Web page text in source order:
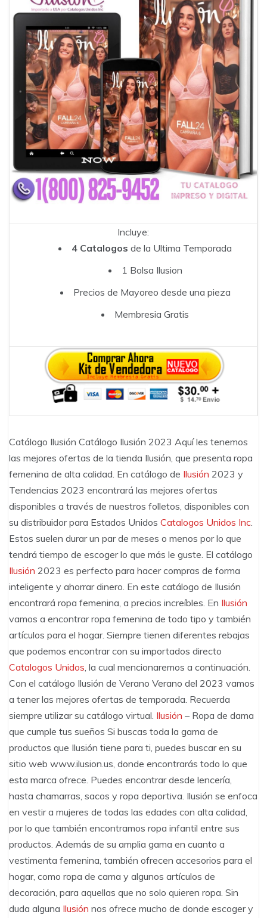
Incluye:
4 Catalogos de la Ultima Temporada
1 Bolsa Ilusion
Precios de Mayoreo desde una pieza
Membresia Gratis
Catálogo Ilusión Catálogo Ilusión 2023 Aquí les tenemos
las mejores ofertas de la tienda Ilusión, que presenta ropa
femenina de alta calidad. En catálogo de Ilusión 2023 y
Tendencias 2023 encontrará las mejores ofertas
disponibles a través de nuestros folletos, disponibles con
su distribuidor para Estados Unidos Catalogos Unidos Inc.
Estos suelen durar un par de meses o menos por lo que
tendrá tiempo de escoger lo que más le guste. El catálogo
Ilusión 2023 es perfecto para hacer compras de forma
inteligente y ahorrar dinero. En este catálogo de Ilusión
encontrará ropa femenina, a precios increíbles. En Ilusión
vamos a encontrar ropa femenina de todo tipo y también
artículos para el hogar. Siempre tienen diferentes rebajas
que podemos encontrar con su importados directo
Catalogos Unidos, la cual mencionaremos a continuación.
Con el catálogo Ilusión de Verano Verano del 2023 vamos
a tener las mejores ofertas de temporada. Recuerda
siempre utilizar su catálogo virtual. Ilusión – Ropa de dama
que cumple tus sueños Si buscas toda la gama de
productos que Ilusión tiene para ti, puedes buscar en su
sitio web www.ilusion.us, donde encontrarás todo lo que
esta marca ofrece. Puedes encontrar desde lencería,
hasta chamarras, sacos y ropa deportiva. Ilusión se enfoca
en vestir a mujeres de todas las edades con alta calidad,
por lo que también encontramos ropa infantil entre sus
productos. Además de su amplia gama en cuanto a
vestimenta femenina, también ofrecen accesorios para el
hogar, como ropa de cama y algunos artículos de
decoración, para aquellas que no solo quieren ropa. Sin
duda alguna Ilusión nos ofrece mucho de donde escoger y